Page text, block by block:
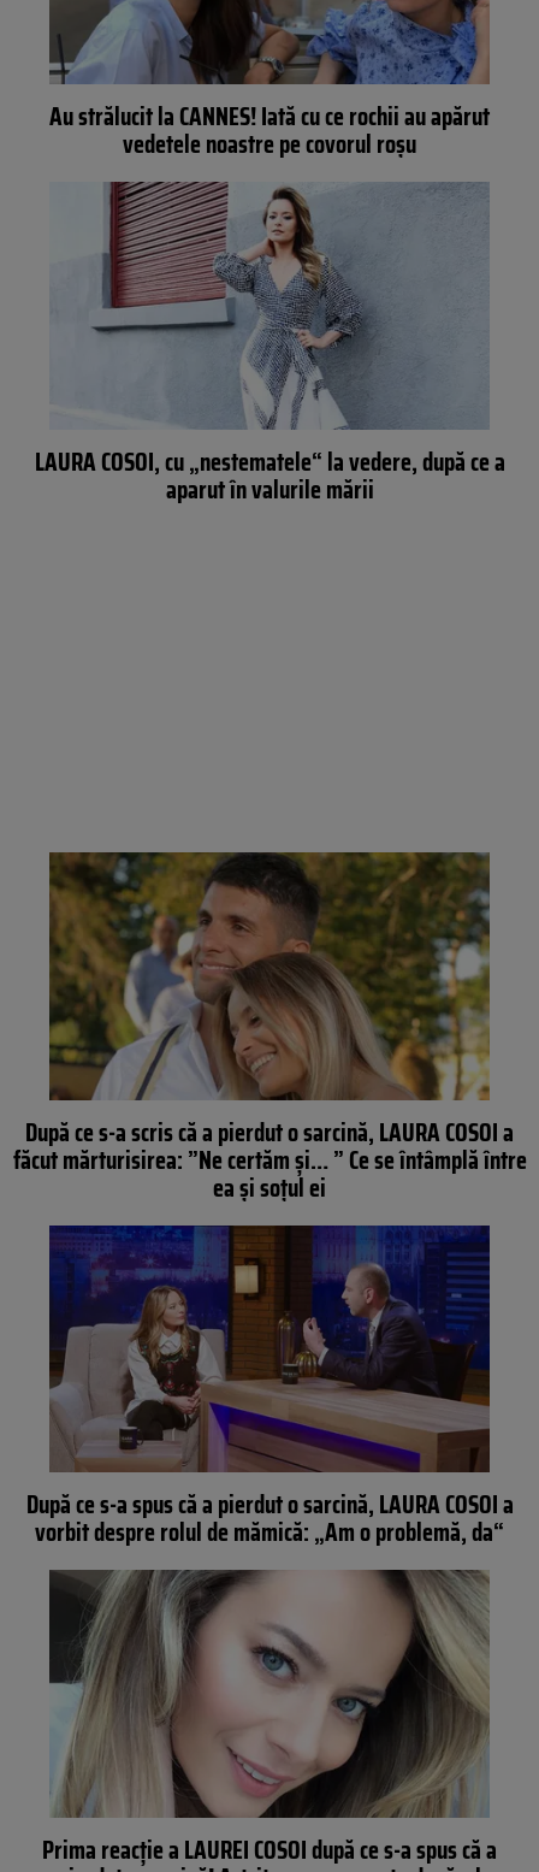
Au strălucit la CANNES! Iată cu ce rochii au apărut
vedetele noastre pe covorul roşu
LAURA COSOI, cu „nestematele“ la vedere, după ce a
aparut în valurile mării
După ce s-a scris că a pierdut o sarcină, LAURA COSOI a
făcut mărturisirea: ”Ne certăm şi… ” Ce se întâmplă între
ea şi soţul ei
După ce s-a spus că a pierdut o sarcină, LAURA COSOI a
vorbit despre rolul de mămică: „Am o problemă, da“
Prima reacţie a LAUREI COSOI după ce s-a spus că a